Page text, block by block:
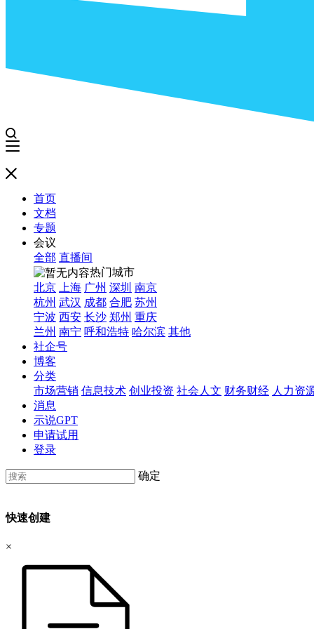
首页
文档
专题
会议
全部 直播间
热门城市
北京
上海 广州 深圳 南京
杭州 武汉 成都 合肥 苏州
宁波 西安 长沙 郑州 重庆
兰州 南宁 呼和浩特 哈尔滨 其他
社企号
博客
分类
市场营销 信息技术 创业投资 社会人文 财务财经 人力资
消息
示说GPT
申请试用
登录
确定
快速创建
×